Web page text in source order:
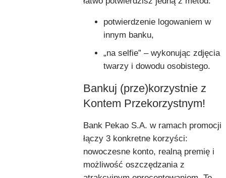
potwierdzenie logowaniem w
innym banku,
„na selfie” – wykonując zdjęcia
twarzy i dowodu osobistego.
Bankuj (prze)korzystnie z
Kontem Przekorzystnym!
Bank Pekao S.A. w ramach promocji
łączy 3 konkretne korzyści:
nowoczesne konto, realną premię i
możliwość oszczędzania z